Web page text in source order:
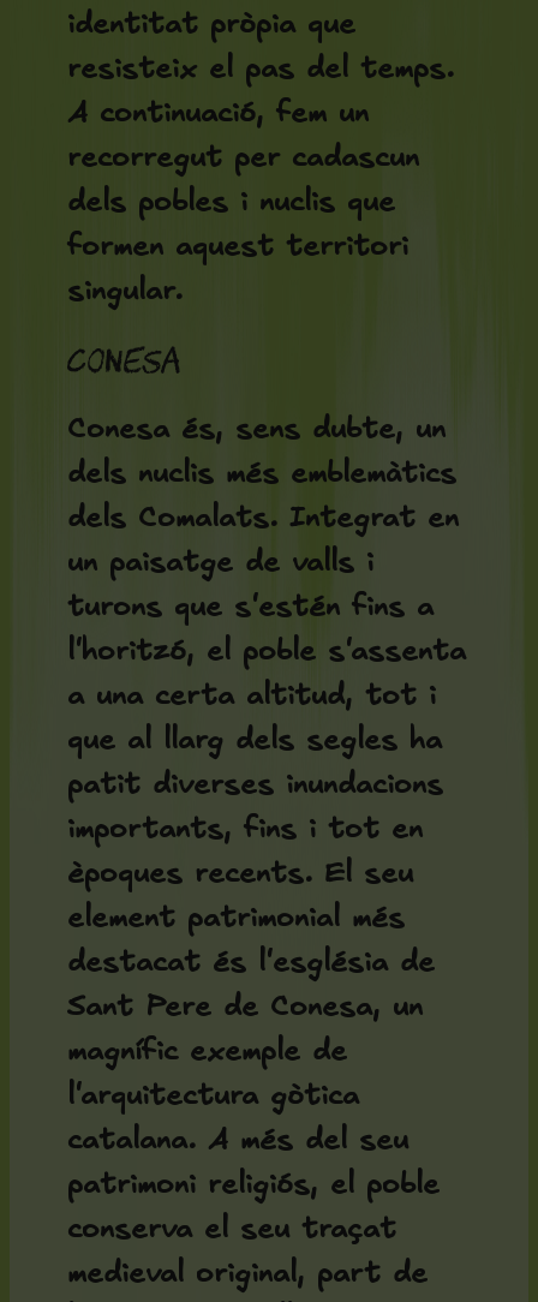
identitat pròpia que
resisteix el pas del temps.
A continuació, fem un
recorregut per cadascun
dels pobles i nuclis que
formen aquest territori
singular.
Conesa
Conesa és, sens dubte, un
dels nuclis més emblemàtics
dels Comalats. Integrat en
un paisatge de valls i
turons que s'estén fins a
l'horitzó, el poble s'assenta
a una certa altitud, tot i
que al llarg dels segles ha
patit diverses inundacions
importants, fins i tot en
èpoques recents. El seu
element patrimonial més
destacat és l'església de
Sant Pere de Conesa, un
magnífic exemple de
l'arquitectura gòtica
catalana. A més del seu
patrimoni religiós, el poble
conserva el seu traçat
medieval original, part de